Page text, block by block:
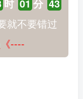
时 01 分 42
就不要错过
----